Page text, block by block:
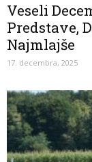
Veseli
Predstave,
Najmlajše
17. decembra, 2025